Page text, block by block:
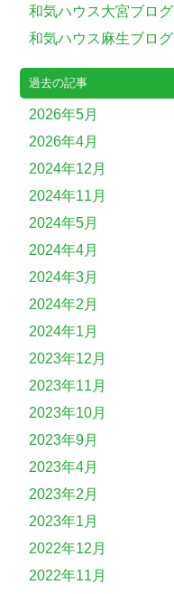
和気ハウス大宮ブログ
和気ハウス麻生ブログ
過去の記事
2026年5月
2026年4月
2024年12月
2024年11月
2024年5月
2024年4月
2024年3月
2024年2月
2024年1月
2023年12月
2023年11月
2023年10月
2023年9月
2023年4月
2023年2月
2023年1月
2022年12月
2022年11月